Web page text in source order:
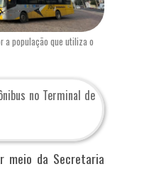
a população que utiliza o
no Terminal de
meio da Secretaria